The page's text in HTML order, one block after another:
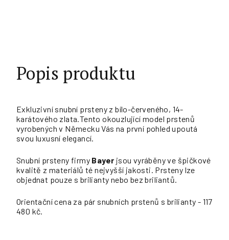
Popis produktu
Exkluzivní snubní prsteny z bílo-červeného, 14-
karátového zlata.Tento okouzlující model prstenů
vyrobených v Německu Vás na první pohled upoutá
svou luxusní elegancí.
Snubní prsteny firmy Bayer jsou vyráběny ve špičkové
kvalitě z materiálů té nejvyšší jakosti. Prsteny lze
objednat pouze s brilianty nebo bez briliantů.
Orientační cena za pár snubních prstenů s brilianty - 117
480 kč.